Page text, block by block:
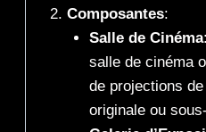
Composantes:
Salle de Cinéma
salle de cinéma
de projections
originale ou